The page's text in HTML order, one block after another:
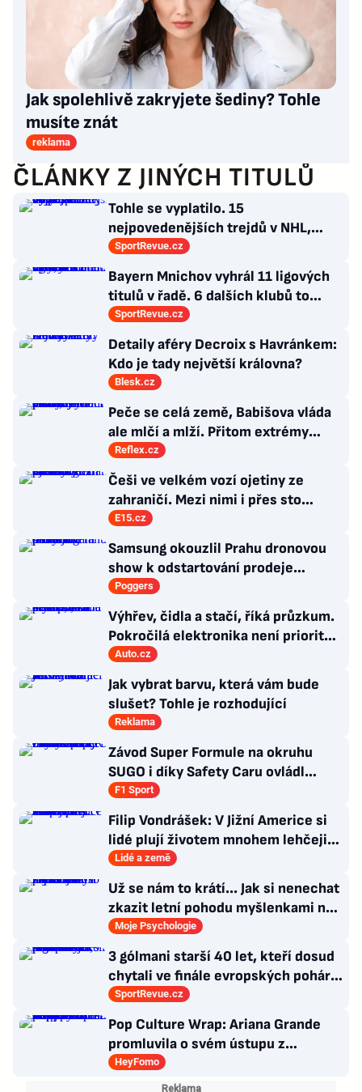
Jak spolehlivě zakryjete šediny? Tohle
musíte znát
reklama
ČLÁNKY Z JINÝCH TITULŮ
Tohle se vyplatilo. 15
nejpovedenějších trejdů v NHL,
které byly upečeny na poslední
SportRevue.cz
Bayern Mnichov vyhrál 11 ligových
titulů v řadě. 6 dalších klubů to
zvládlo také, některé i víckrát
SportRevue.cz
Detaily aféry Decroix s Havránkem:
Kdo je tady největší královna?
Blesk.cz
Peče se celá země, Babišova vláda
ale mlčí a mlží. Přitom extrémy
počasí jsou trvalými problémy
Česka
Reflex.cz
Češi ve velkém vozí ojetiny ze
zahraničí. Mezi nimi i přes sto
Ferrari a desítky Lamborghini
E15.cz
Samsung okouzlil Prahu dronovou
show k odstartování prodeje
nových produktů
Poggers
Výhřev, čidla a stačí, říká průzkum.
Pokročilá elektronika není prioritou
zákazníků
Auto.cz
Jak vybrat barvu, která vám bude
slušet? Tohle je rozhodující
Reklama
Závod Super Formule na okruhu
SUGO i díky Safety Caru ovládl
Fukuzumi. Staněk po chybě nedojel
F1 Sport
Filip Vondrášek: V Jižní Americe si
lidé plují životem mnohem lehčeji,
věci tolik neřeší
Lidé a země
Už se nám to krátí... Jak si nenechat
zkazit letní pohodu myšlenkami na
zářijový zápřah?
Moje Psychologie
3 gólmani starší 40 let, kteří dosud
chytali ve finále evropských pohárů.
Všichni odešli ze hřiště jako
poražení
SportRevue.cz
Pop Culture Wrap: Ariana Grande
promluvila o svém ústupu z
veřejného života a Sophia z
KATSEYE si dává pauzu od skupiny
HeyFomo